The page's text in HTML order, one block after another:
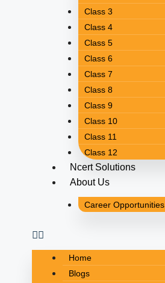
Class 3
Class 4
Class 5
Class 6
Class 7
Class 8
Class 9
Class 10
Class 11
Class 12
Ncert Solutions
About Us
Career Opportunities
Home
Blogs